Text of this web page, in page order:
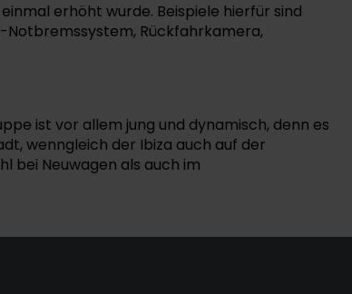
erhöht wurde. Beispiele hierfür sind
Rückfahrkamera,
ist vor allem jung und dynamisch, denn es
wenngleich der Ibiza auch auf der
bei Neuwagen als auch im